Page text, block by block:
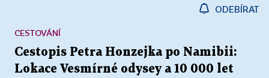
ODEBÍRAT
Cestopis Petra Honzejka po Namibii:
Lokace Vesmírné odysey a 10 000 let
CESTOVÁNÍ